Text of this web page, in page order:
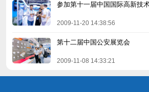
参加第十一届中国国际高新技
2009-11-20 14:38:56
第十二届中国公安展览会
2009-11-08 14:33:21